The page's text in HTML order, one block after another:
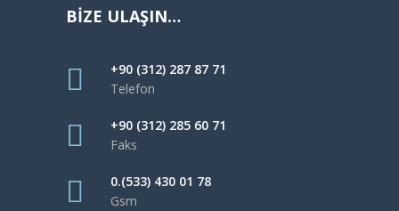
BİZE ULAŞIN…
+90 (312) 287 87 71
Telefon
+90 (312) 285 60 71
Faks
0.(533) 430 01 78
Gsm